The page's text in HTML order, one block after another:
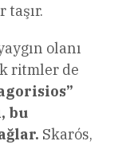
taşır.
olanı
ritmler de
bu
Skarós,